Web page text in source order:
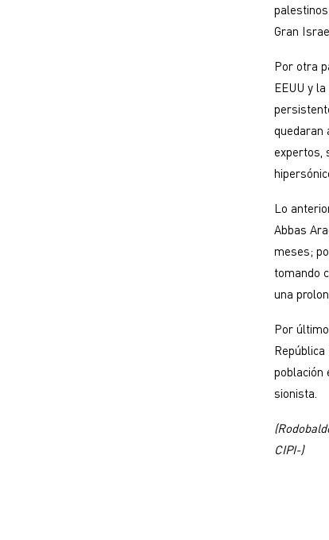
Gran
Por otra
EEUU y
quedaran
expertos,
Lo
Abbas
meses;
tomando
una
Por
población
sionista.
CIPI-)